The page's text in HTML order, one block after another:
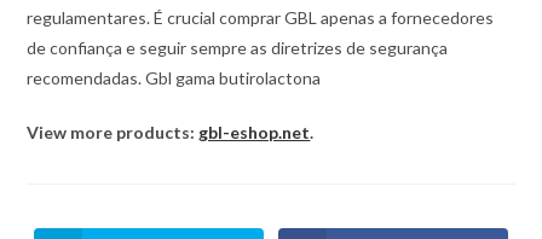
regulamentares. É crucial comprar GBL apenas a fornecedores
de confiança e seguir sempre as diretrizes de segurança
recomendadas. Gbl gama butirolactona
View more products: gbl-eshop.net.